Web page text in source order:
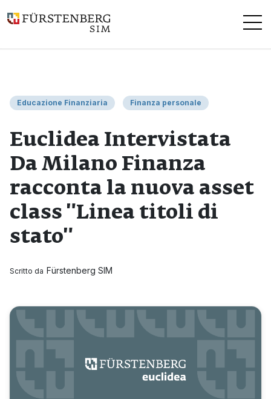
Educazione Finanziaria Finanza personale
Euclidea Intervistata
Da Milano Finanza
racconta la nuova asset
class "Linea titoli di
stato"
Scritto da Fürstenberg SIM